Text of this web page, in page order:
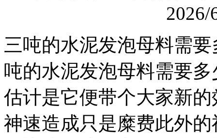
2026/
三吨的水泥发泡母料需
吨的水泥发泡母料需要
估计是它便带个大家新
神速造成只是糜费此外